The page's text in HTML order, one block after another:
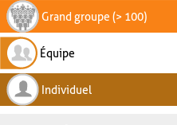
Grand groupe (> 100)
Équipe
Individuel